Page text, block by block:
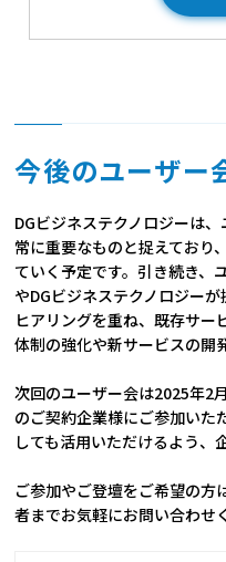
今後のユーザー
DGビジネステクノロジーは
常に重要なものと捉えており
ていく予定です。引き続き、
やDGビジネステクノロジー
ヒアリングを重ね、既存サー
体制の強化や新サービスの開
次回のユーザー会は2025年2
のご契約企業様にご参加いた
しても活用いただけるよう、
ご参加やご登壇をご希望の方
者までお気軽にお問い合わせ